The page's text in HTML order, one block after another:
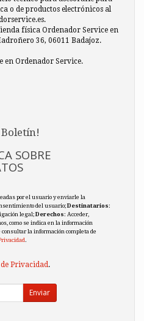
o de productos electrónicos al
física Ordenador Service en
36, 06011 Badajoz.
en Ordenador Service.
SOBRE
por el usuario y enviarle la
del usuario;Destinatarios:
legal;Derechos: Acceder,
como se indica en la información
consultar la información completa de
.
Privacidad.
Enviar